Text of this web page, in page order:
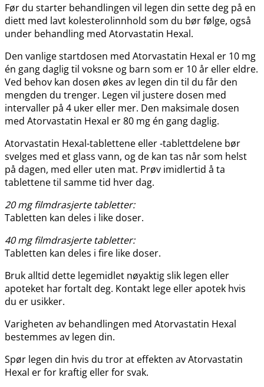
Før du starter behandlingen vil legen din sette deg på en
diett med lavt kolesterolinnhold som du bør følge, også
under behandling med Atorvastatin Hexal.
Den vanlige startdosen med Atorvastatin Hexal er 10 mg
én gang daglig til voksne og barn som er 10 år eller eldre.
Ved behov kan dosen økes av legen din til du får den
mengden du trenger. Legen vil justere dosen med
intervaller på 4 uker eller mer. Den maksimale dosen
med Atorvastatin Hexal er 80 mg én gang daglig.
Atorvastatin Hexal-tablettene eller -tablettdelene bør
svelges med et glass vann, og de kan tas når som helst
på dagen, med eller uten mat. Prøv imidlertid å ta
tablettene til samme tid hver dag.
20 mg filmdrasjerte tabletter:
Tabletten kan deles i like doser.
40 mg filmdrasjerte tabletter:
Tabletten kan deles i fire like doser.
Bruk alltid dette legemidlet nøyaktig slik legen eller
apoteket har fortalt deg. Kontakt lege eller apotek hvis
du er usikker.
Varigheten av behandlingen med Atorvastatin Hexal
bestemmes av legen din.
Spør legen din hvis du tror at effekten av Atorvastatin
Hexal er for kraftig eller for svak.